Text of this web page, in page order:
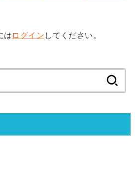
は ログイン してください。
索: